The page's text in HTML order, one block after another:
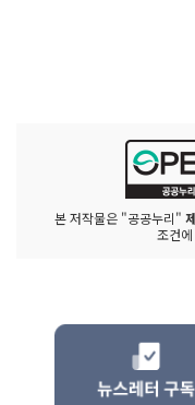
본 저작물은 "공공누리"
조건